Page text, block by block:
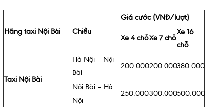
Hãng taxi Nội Bài Chiều
Giá cước (VNĐ/lượt)
Xe 4 chỗXe 7 chỗ
Xe 16
chỗ
Taxi Nội Bài
Hà Nội – Nội
Bài
200.000200.000380.000
Nội Bài – Hà
Nội
250.000300.000500.000